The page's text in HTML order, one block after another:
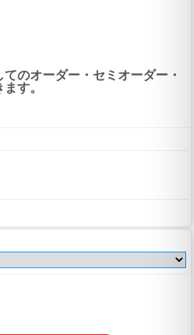
のオーダー・セミオーダー・
す。